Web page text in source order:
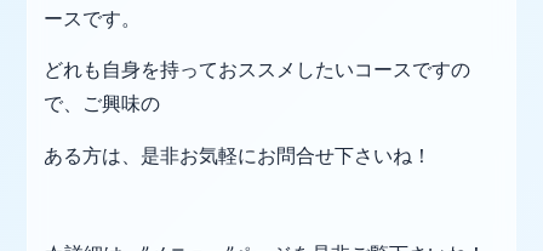
ースです。
どれも自身を持っておススメしたいコースですの
で、ご興味の
ある方は、是非お気軽にお問合せ下さいね！